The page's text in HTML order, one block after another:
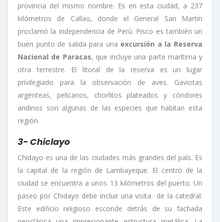
provincia del mismo nombre. Es en esta ciudad, a 237
kilómetros de Callao, donde el General San Martín
proclamó la independencia de Perú. Pisco es también un
buen punto de salida para una excursión a la Reserva
Nacional de Paracas, que incluye una parte marítima y
otra terrestre. El litoral de la reserva es un lugar
privilegiado para la observación de aves. Gaviotas
argénteas, pelícanos, chorlitos plateados y cóndores
andinos son algunas de las especies que habitan esta
región.
3- Chiclayo
Chidayo es una de las ciudades más grandes del país. Es
la capital de la región de Lambayeque. El centro de la
ciudad se encuentra a unos 13 kilómetros del puerto. Un
paseo por Chidayo debe incluir una visita de la catedral.
Este edificio religioso esconde detrás de su fachada